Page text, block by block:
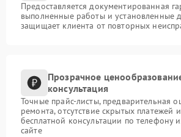
Предоставляется документированная
выполненные работы и установленные
защищает клиента от повторных
Прозрачное
консультация
Точные прайс-листы, предварительная
ремонта, отсутствие скрытых платежей
бесплатной консультации по телефону
сайте